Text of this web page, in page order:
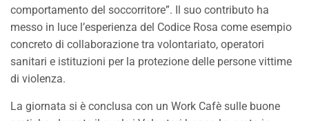
comportamento del soccorritore”. Il suo contributo ha
messo in luce l’esperienza del Codice Rosa come esempio
concreto di collaborazione tra volontariato, operatori
sanitari e istituzioni per la protezione delle persone vittime
di violenza.
La giornata si è conclusa con un Work Cafè sulle buone